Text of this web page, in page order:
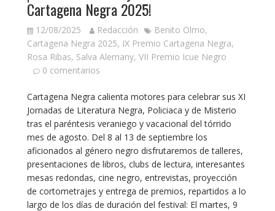
Cartagena Negra 2025!
12/08/2025 Redacción Benito Olmo,
Cartagena Negra 2025, IX Premio Cartagena Negra,
Rosa Ribas, Salva Alemany, VII Premio Icue Negro
0 comentarios
Cartagena Negra calienta motores para celebrar sus XI
Jornadas de Literatura Negra, Policiaca y de Misterio
tras el paréntesis veraniego y vacacional del tórrido
mes de agosto. Del 8 al 13 de septiembre los
aficionados al género negro disfrutaremos de talleres,
presentaciones de libros, clubs de lectura, interesantes
mesas redondas, cine negro, entrevistas, proyección
de cortometrajes y entrega de premios, repartidos a lo
largo de los días de duración del festival: El martes, 9